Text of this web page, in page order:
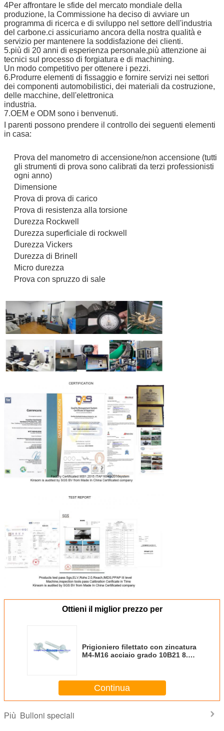
4Per affrontare le sfide del mercato mondiale della
produzione, la Commissione ha deciso di avviare un
programma di ricerca e di sviluppo nel settore dell'industria
del carbone.ci assicuriamo ancora della nostra qualità e
servizio per mantenere la soddisfazione dei clienti.
5.più di 20 anni di esperienza personale,più attenzione ai
tecnici sul processo di forgiatura e di machining.
Un modo competitivo per ottenere i pezzi.
6.Produrre elementi di fissaggio e fornire servizi nei settori
dei componenti automobilistici, dei materiali da costruzione,
delle macchine, dell'elettronica
industria.
7.OEM e ODM sono i benvenuti.
I parenti possono prendere il controllo dei seguenti elementi
in casa:
Prova del manometro di accensione/non accensione (tutti
gli strumenti di prova sono calibrati da terzi professionisti
ogni anno)
Dimensione
Prova di prova di carico
Prova di resistenza alla torsione
Durezza Rockwell
Durezza superficiale di rockwell
Durezza Vickers
Durezza di Brinell
Micro durezza
Prova con spruzzo di sale
Ottieni il miglior prezzo per
Prigioniero filettato con zincatura
M4-M16 acciaio grado 10B21 8.8
Continua
Più Bulloni speciali